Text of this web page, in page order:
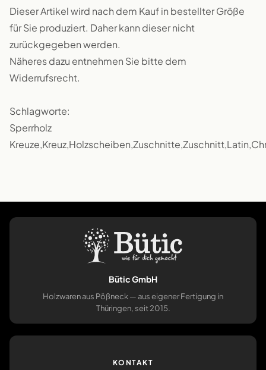
Dieser Artikel wird nach dem Kauf in bestellter Größe
für Sie produziert. Daher kann dieser nicht
zurückgegeben werden.
Näheres dazu entnehmen Sie bitte dem
Widerrufsrecht.
Schlagworte:
Sperrholz
Bütic GmbH
Holzwaren aus Pößneck — aus eigener Fertigung in
Thüringen, seit 2015.
KONTAKT